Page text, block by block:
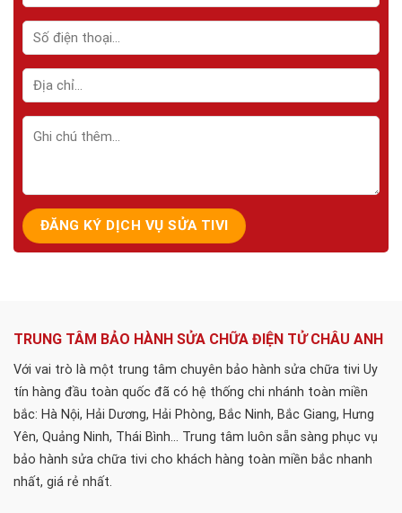
TRUNG TÂM BẢO HÀNH SỬA CHỮA ĐIỆN TỬ CHÂU ANH
Với vai trò là một trung tâm chuyên bảo hành sửa chữa tivi Uy
tín hàng đầu toàn quốc đã có hệ thống chi nhánh toàn miền
bắc: Hà Nội, Hải Dương, Hải Phòng, Bắc Ninh, Bắc Giang, Hưng
Yên, Quảng Ninh, Thái Bình... Trung tâm luôn sẵn sàng phục vụ
bảo hành sửa chữa tivi cho khách hàng toàn miền bắc nhanh
nhất, giá rẻ nhất.